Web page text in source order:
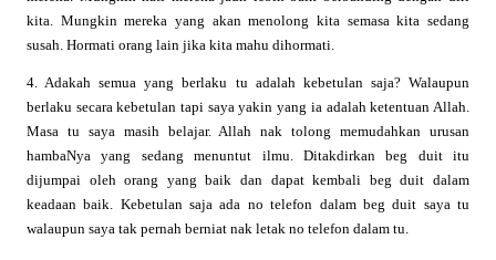
kita. Mungkin mereka yang akan menolong kita semasa kita sedang
susah. Hormati orang lain jika kita mahu dihormati.
4. Adakah semua yang berlaku tu adalah kebetulan saja? Walaupun
berlaku secara kebetulan tapi saya yakin yang ia adalah ketentuan Allah.
Masa tu saya masih belajar. Allah nak tolong memudahkan urusan
hambaNya yang sedang menuntut ilmu. Ditakdirkan beg duit itu
dijumpai oleh orang yang baik dan dapat kembali beg duit dalam
keadaan baik. Kebetulan saja ada no telefon dalam beg duit saya tu
walaupun saya tak pernah berniat nak letak no telefon dalam tu.